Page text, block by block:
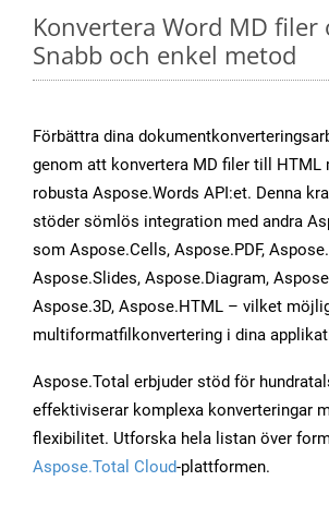
Konvertera Word MD filer
Snabb och enkel metod
Förbättra dina
genom att konvertera MD filer till HTML
robusta Aspose.Words API:et. Denna
stöder sömlös integration med andra
som Aspose.Cells, Aspose.PDF,
Aspose.Slides, Aspose.Diagram,
Aspose.3D, Aspose.HTML – vilket
multiformatfilkonvertering i dina
Aspose.Total erbjuder stöd för
effektiviserar komplexa konverteringar
flexibilitet. Utforska hela listan över
Aspose.Total Cloud-plattformen.